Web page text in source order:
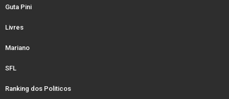
Guta Pini
Livres
Mariano
SFL
Ranking dos Politicos